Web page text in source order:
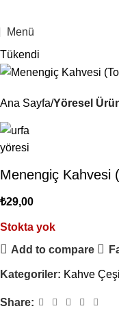
Menü
Tükendi
Ana Sayfa Yöresel
Menengiç Kahvesi
₺29,00
Stokta yok
Add to compare
Kategoriler: Kahve
Share: